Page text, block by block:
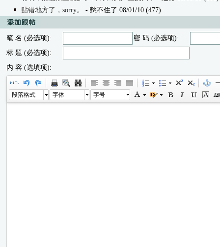
贴错地方了，sorry。
- 憋不住了 08/01/10 (477)
笔 名 (必选项):
密 码 (必选项):
标 题 (必选项):
内 容 (选填项):
段落格式 字体 字号